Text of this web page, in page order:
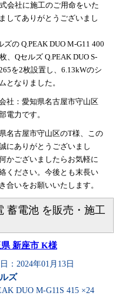
会社に施工のご用命をいた
してありがとうございまし
ズの Q.PEAK DUO M-G11 400
、Qセルズ Q.PEAK DUO S-
を2枚設置し、6.13kWのシ
となりました。
社：愛知県名古屋市守山区
電力です。
名古屋市守山区のT様、この
にありがとうございまし
かございましたらお気軽に
ください。今後とも末長い
合いをお願いいたします。
蓄電池 を販売・施工
新座市 K様
：2024年01月13日
ズ
DUO M-G11S 415 ×24